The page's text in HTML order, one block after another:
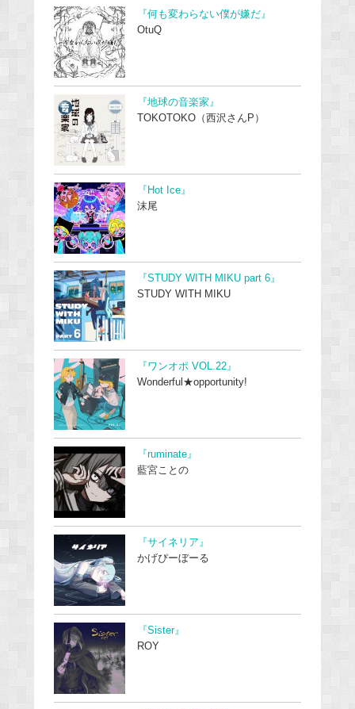
『何も変わらない僕が嫌だ』
OtuQ
『地球の音楽家』
TOKOTOKO（西沢さんP）
『Hot Ice』
沫尾
『STUDY WITH MIKU part 6』
STUDY WITH MIKU
『ワンオポ VOL.22』
Wonderful★opportunity!
『ruminate』
藍宮ことの
『サイネリア』
かげぴーぼーる
『Sister』
ROY